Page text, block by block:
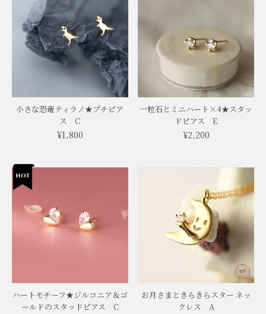
小さな恐竜ティラノ★プチピア
ス C
¥1,800
一粒石とミニハート×4★スタッ
ドピアス E
¥2,200
ハートモチーフ★ジルコニア＆ゴ
ールドのスタッドピアス C
お月さまときらきらスター ネッ
クレス A